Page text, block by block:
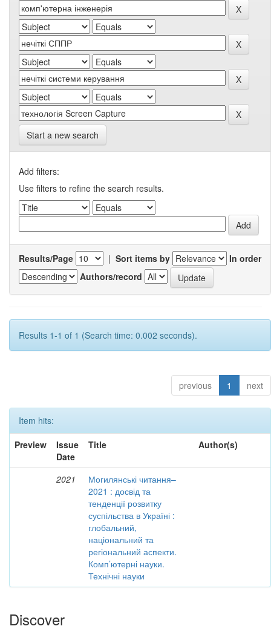
Start a new search
Add filters:
Use filters to refine the search results.
Results/Page | Sort items by
In order
Authors/record
Results 1-1 of 1 (Search time: 0.002 seconds).
previous 1 next
Item hits:
Preview
Issue
Date
Title Author(s)
2021
Могилянські читання–
2021 : досвід та
тенденції розвитку
суспільства в Україні :
глобальний,
національний та
регіональний аспекти.
Комп’ютерні науки.
Технічні науки
Discover